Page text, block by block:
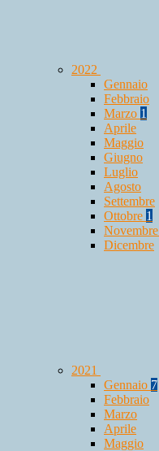
2022
Gennaio
Febbraio
Marzo 1
Aprile
Maggio
Giugno
Luglio
Agosto
Settembre
Ottobre 1
Novembre
Dicembre
2021
Gennaio 7
Febbraio
Marzo
Aprile
Maggio